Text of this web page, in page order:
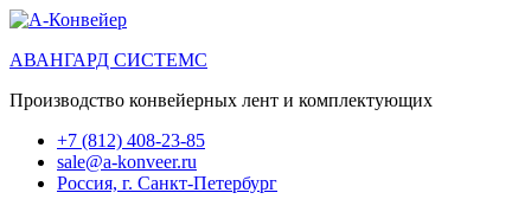
АВАНГАРД СИСТЕМС
Производство конвейерных лент и комплектующих
+7 (812) 408-23-85
sale@a-konveer.ru
Россия, г. Санкт-Петербург